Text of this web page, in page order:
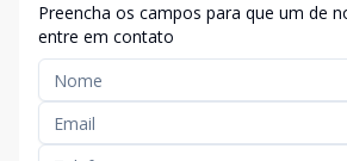
Preencha os campos para que um de
entre em contato